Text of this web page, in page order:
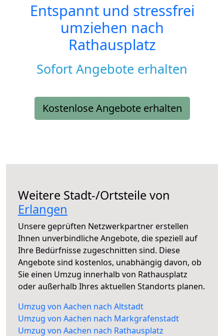
Entspannt und stressfrei
umziehen nach
Rathausplatz
Sofort Angebote erhalten
Kostenlose Angebote erhalten
Weitere Stadt-/Ortsteile von
Erlangen
Unsere geprüften Netzwerkpartner erstellen
Ihnen unverbindliche Angebote, die speziell auf
Ihre Bedürfnisse zugeschnitten sind. Diese
Angebote sind kostenlos, unabhängig davon, ob
Sie einen Umzug innerhalb von Rathausplatz
oder außerhalb Ihres aktuellen Standorts planen.
Umzug von Aachen nach Altstadt
Umzug von Aachen nach Markgrafenstadt
Umzug von Aachen nach Rathausplatz